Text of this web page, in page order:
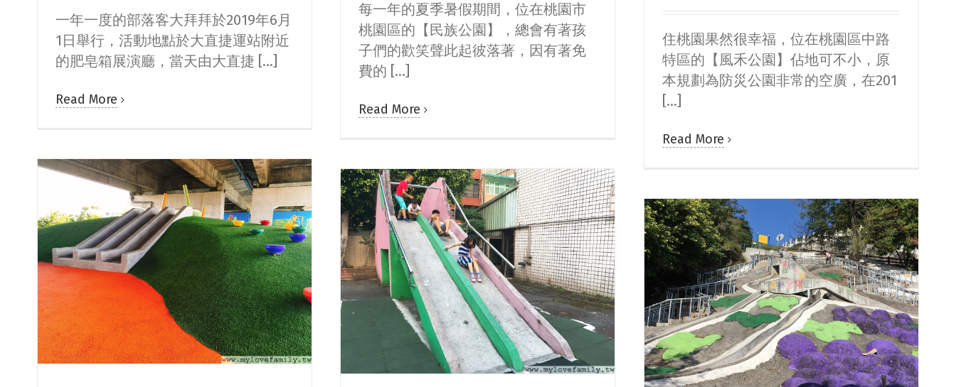
一年一度的部落客大拜拜於2019年6月
1日舉行，活動地點於大直捷運站附近
的肥皂箱展演廳，當天由大直捷 [...]
Read More
每一年的夏季暑假期間，位在桃園市
桃園區的【民族公園】，總會有著孩
子們的歡笑聲此起彼落著，因有著免
費的 [...]
Read More
住桃園果然很幸福，位在桃園區中路
特區的【風禾公園】佔地可不小，原
本規劃為防災公園非常的空廣，在201
[...]
Read More